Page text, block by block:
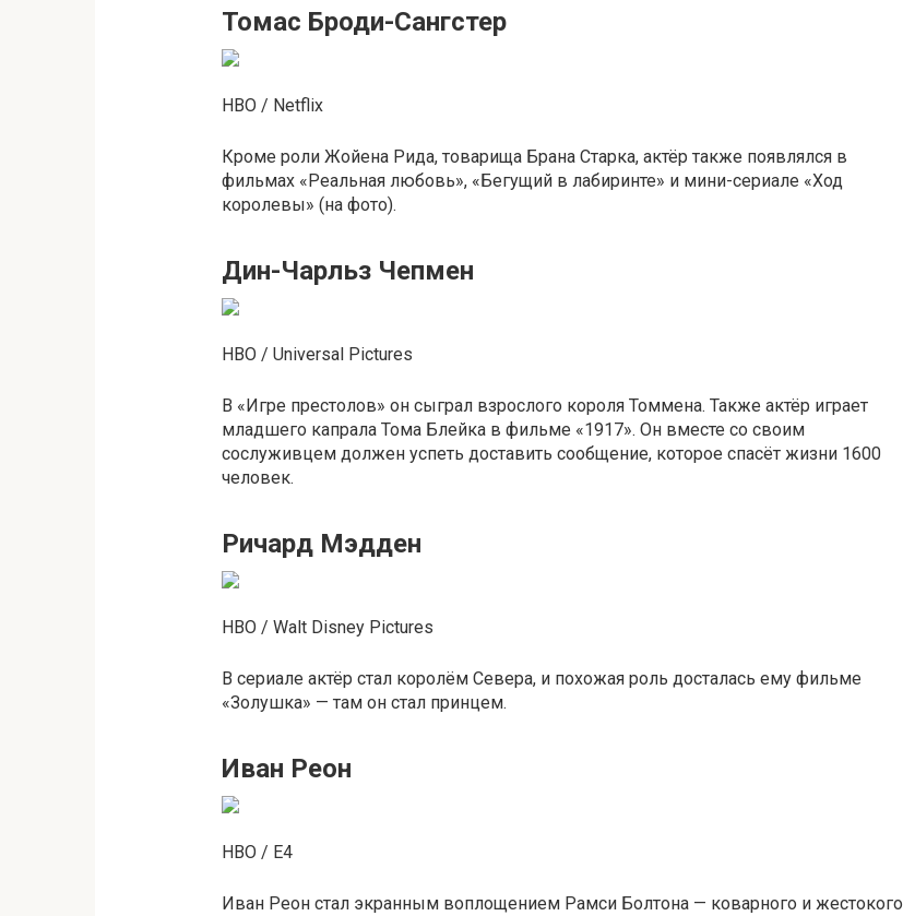
Томас Броди-Сангстер
HBO / Netflix
Кроме роли Жойена Рида, товарища Брана Старка, актёр также появлялся в
фильмах «Реальная любовь», «Бегущий в лабиринте» и мини-сериале «Ход
королевы» (на фото).
Дин-Чарльз Чепмен
HBO / Universal Pictures
В «Игре престолов» он сыграл взрослого короля Томмена. Также актёр играет
младшего капрала Тома Блейка в фильме «1917». Он вместе со своим
сослуживцем должен успеть доставить сообщение, которое спасёт жизни 1600
человек.
Ричард Мэдден
HBO / Walt Disney Pictures
В сериале актёр стал королём Севера, и похожая роль досталась ему фильме
«Золушка» — там он стал принцем.
Иван Реон
HBO / E4
Иван Реон стал экранным воплощением Рамси Болтона — коварного и жестокого